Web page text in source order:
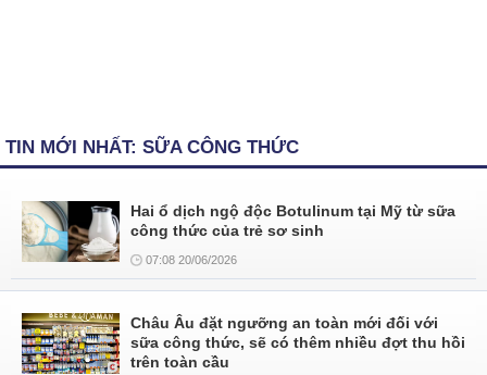
TIN MỚI NHẤT: SỮA CÔNG THỨC
Hai ổ dịch ngộ độc Botulinum tại Mỹ từ sữa
công thức của trẻ sơ sinh
07:08 20/06/2026
Châu Âu đặt ngưỡng an toàn mới đối với
sữa công thức, sẽ có thêm nhiều đợt thu hồi
trên toàn cầu